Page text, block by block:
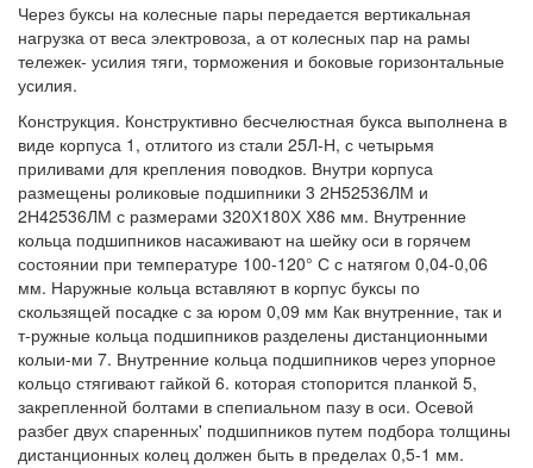
Через буксы на колесные пары передается вертикальная
нагрузка от веса электровоза, а от колесных пар на рамы
тележек- усилия тяги, торможения и боковые горизонтальные
усилия.
Конструкция. Конструктивно бесчелюстная букса выполнена в
виде корпуса 1, отлитого из стали 25Л-Н, с четырьмя
приливами для крепления поводков. Внутри корпуса
размещены роликовые подшипники 3 2Н52536ЛМ и
2Н42536ЛМ с размерами 320Х180Х Х86 мм. Внутренние
кольца подшипников насаживают на шейку оси в горячем
состоянии при температуре 100-120° С с натягом 0,04-0,06
мм. Наружные кольца вставляют в корпус буксы по
скользящей посадке с за юром 0,09 мм Как внутренние, так и
т-ружные кольца подшипников разделены дистанционными
колыи-ми 7. Внутренние кольца подшипников через упорное
кольцо стягивают гайкой 6. которая стопорится планкой 5,
закрепленной болтами в спепиальном пазу в оси. Осевой
разбег двух спаренных' подшипников путем подбора толщины
дистанционных колец должен быть в пределах 0,5-1 мм.